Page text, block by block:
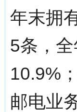
年末拥
5条，
10.9%
邮电业